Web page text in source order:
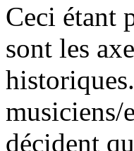
Ceci étant
sont les
musiciens/
décident